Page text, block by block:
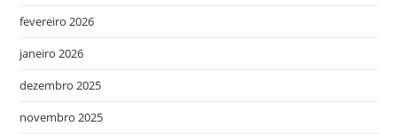
fevereiro 2026
janeiro 2026
dezembro 2025
novembro 2025